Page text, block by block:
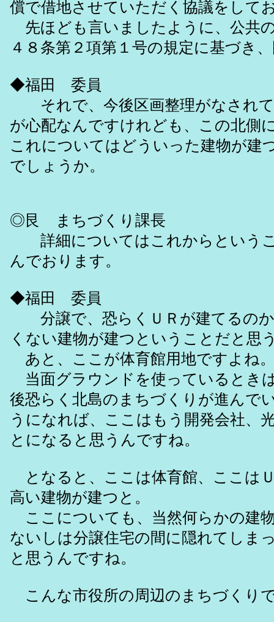
償で借地させていただく協議をして
先ほども言いましたように、公共
４８条第２項第１号の規定に基づき
◆福田 委員
それで、今後区画整理がなされて
が心配なんですけれども、この北側
これについてはどういった建物が建
でしょうか。
◎艮 まちづくり課長
詳細についてはこれからというこ
んでおります。
◆福田 委員
分譲で、恐らくＵＲが建てるのか
くない建物が建つということだと思
あと、ここが体育館用地ですよね
当面グラウンドを使っているとき
後恐らく北島のまちづくりが進んで
うになれば、ここはもう開発会社、
とになると思うんですね。
となると、ここは体育館、ここは
高い建物が建つと。
ここについても、当然何らかの建
ないしは分譲住宅の間に隠れてしま
と思うんですね。
こんな市役所の周辺のまちづくり